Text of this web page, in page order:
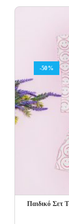
-50%
Παιδικό Σετ